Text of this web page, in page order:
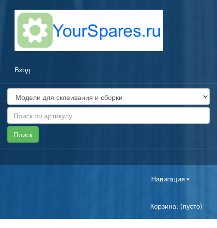
Вход
Toggle
Навигация
Корзина: (пусто)